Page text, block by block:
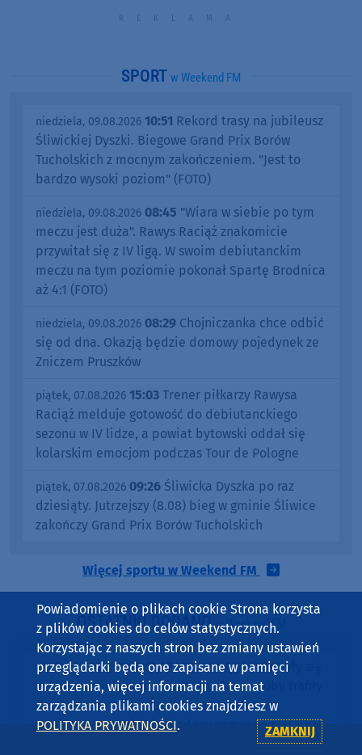
SPORT w Weekend FM
niedziela, 09.08.2026 10:51 Rekord trasy na jubileusz
Śliwickiej Dyszki. Biegowe Grand Prix Borów
Tucholskich z mocnym zakończeniem. "Jest to
bardzo wysoki poziom" (FOTO)
niedziela, 09.08.2026 08:45 "Wiara w siebie po tym
meczu jest duża". Rawys Raciąż znakomicie
przywitał się z IV ligą. W swoim debiutanckim
meczu na tym poziomie pokonał Spartę Brodnica
aż 4:1 (FOTO)
niedziela, 09.08.2026 08:29 Chojniczanka chce odbić
się od dna. Okazją będzie domowy pojedynek ze
Zniczem Pruszków
piątek, 07.08.2026 15:03 Trener piłkarzy Rawysa
Raciąż melduje gotowość do debiutanckiego
sezonu w IV lidze, a powiat bytowski oddał się
kolarskim emocjom podczas Tour de Pologne
piątek, 07.08.2026 09:26 Śliwicka Dyszka po raz
dziesiąty. Jutrzejszy (8.08) bieg w gminie Śliwice
zakończy Grand Prix Borów Tucholskich
Więcej sportu w Weekend FM
OSTATNIO DODANOw Weekend FM
niedziela, 09.08.2026 11:47 Mazda i Audi zderzyły się
w Chłopowach, w gminie Brusy. Dwie osoby trafiły
do szpitala. "Nie ustąpiła pierwszeństwa i
uderzyła w prawidłowo jadący samochód" (FOTO)
Powiadomienie o plikach cookie Strona korzysta
z plików cookies do celów statystycznych.
Korzystając z naszych stron bez zmiany ustawień
przeglądarki będą one zapisane w pamięci
urządzenia, więcej informacji na temat
zarządzania plikami cookies znajdziesz w
POLITYKA PRYWATNOŚCI. ZAMKNIJ